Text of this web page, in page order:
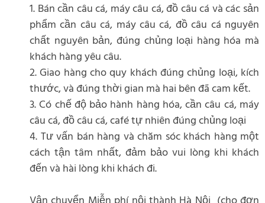
1. Bán cần câu cá, máy câu cá, đồ câu cá và các sản
phẩm cần câu cá, máy câu cá, đồ câu cá nguyên
chất nguyên bản, đúng chủng loại hàng hóa mà
khách hàng yêu câu.
2. Giao hàng cho quy khách đúng chủng loại, kích
thước, và đúng thời gian mà hai bên đã cam kết.
3. Có chế độ bảo hành hàng hóa, cần câu cá, máy
câu cá, đồ câu cá, café tự nhiên đúng chủng loại
4. Tư vấn bán hàng và chăm sóc khách hàng một
cách tận tâm nhất, đảm bảo vui lòng khi khách
đến và hài lòng khi khách đi.